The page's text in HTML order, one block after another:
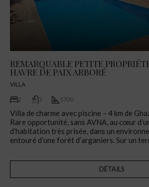
REMARQUABLE PETITE
HAVRE DE PAIX ARBORÉ
VILLA
2
3 1700
Villa de charme avec piscine – 4 km de
Rare opportunité, sans AVNA, au cœur
d’habitation très prisée, dans un
entouré d’une forêt d’arganiers. Sur un
DÉTAILS